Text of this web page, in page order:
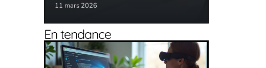
11 mars 2026
En tendance